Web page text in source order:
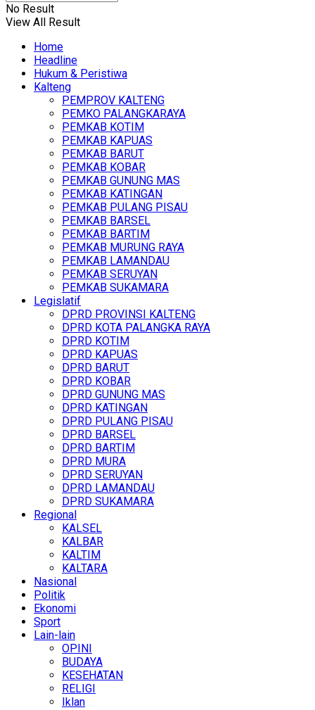
No Result
View All Result
Home
Headline
Hukum & Peristiwa
Kalteng
PEMPROV KALTENG
PEMKO PALANGKARAYA
PEMKAB KOTIM
PEMKAB KAPUAS
PEMKAB BARUT
PEMKAB KOBAR
PEMKAB GUNUNG MAS
PEMKAB KATINGAN
PEMKAB PULANG PISAU
PEMKAB BARSEL
PEMKAB BARTIM
PEMKAB MURUNG RAYA
PEMKAB LAMANDAU
PEMKAB SERUYAN
PEMKAB SUKAMARA
Legislatif
DPRD PROVINSI KALTENG
DPRD KOTA PALANGKA RAYA
DPRD KOTIM
DPRD KAPUAS
DPRD BARUT
DPRD KOBAR
DPRD GUNUNG MAS
DPRD KATINGAN
DPRD PULANG PISAU
DPRD BARSEL
DPRD BARTIM
DPRD MURA
DPRD SERUYAN
DPRD LAMANDAU
DPRD SUKAMARA
Regional
KALSEL
KALBAR
KALTIM
KALTARA
Nasional
Politik
Ekonomi
Sport
Lain-lain
OPINI
BUDAYA
KESEHATAN
RELIGI
Iklan